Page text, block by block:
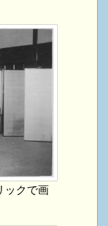
ックで画